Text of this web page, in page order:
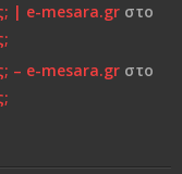
είναι πια πολύ
σε
| e-mesara.gr στο
– e-mesara.gr στο